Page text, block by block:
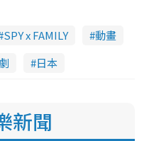
SPY x FAMILY
動畫
日本
新聞